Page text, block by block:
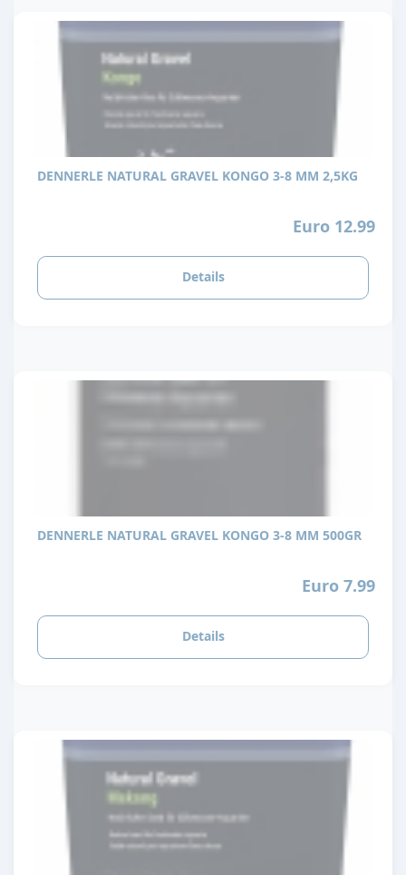
DENNERLE NATURAL GRAVEL KONGO 3-8 MM 2,5KG
Euro 12.99
Details
DENNERLE NATURAL GRAVEL KONGO 3-8 MM 500GR
Euro 7.99
Details